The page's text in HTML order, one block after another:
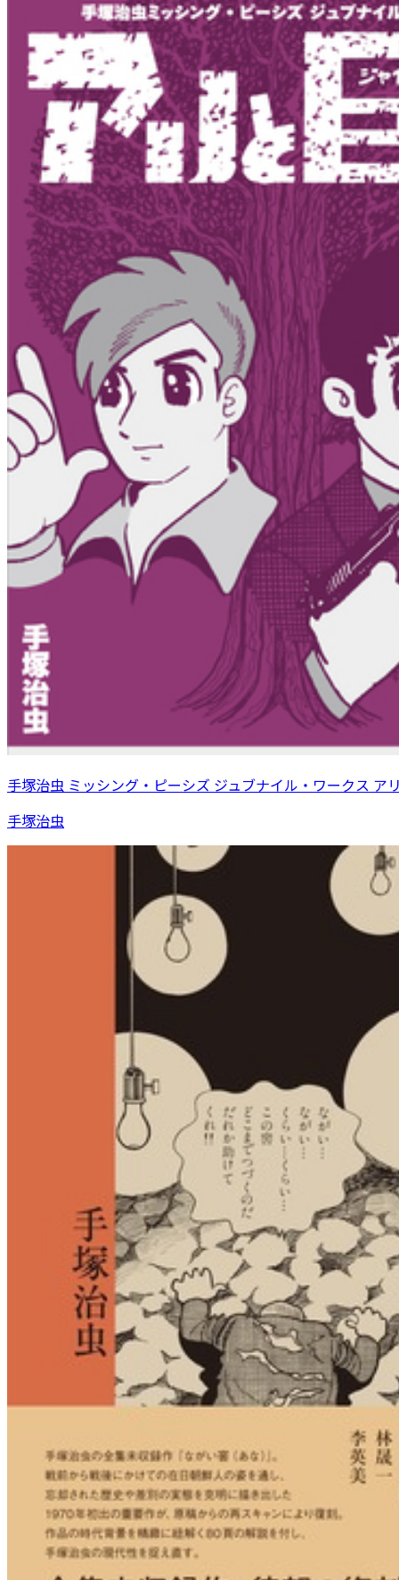
手塚治虫 ミッシング・ピーシズ ジュブナイル・ワークス ア
手塚治虫